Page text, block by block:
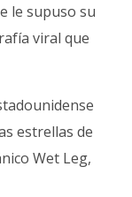
le supuso su
viral que
estrellas de
Wet Leg,